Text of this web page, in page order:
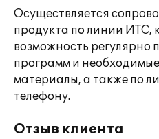
Осуществляется
продукта по линии ИТС,
возможность регулярно
программ и
материалы, а также по
телефону.
Отзыв клиента